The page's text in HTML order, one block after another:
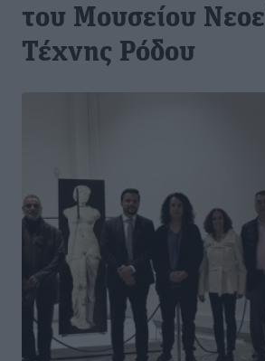
του Μουσείου
Τέχνης Ρόδου